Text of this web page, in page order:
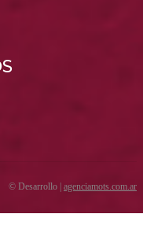
© Desarrollo | agenciamots.com.ar